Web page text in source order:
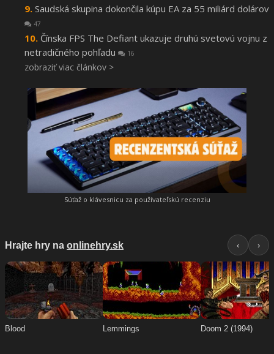
Saudská skupina dokončila kúpu EA za 55 miliárd dolárov
47
Čínska FPS The Defiant ukazuje druhú svetovú vojnu z
netradičného pohľadu
16
zobraziť viac článkov >
Súťaž o klávesnicu za používateľskú recenziu